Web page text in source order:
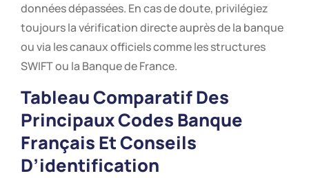
données dépassées. En cas de doute, privilégiez
toujours la vérification directe auprès de la banque
ou via les canaux officiels comme les structures
SWIFT ou la Banque de France.
Tableau Comparatif Des
Principaux Codes Banque
Français Et Conseils
D’identification